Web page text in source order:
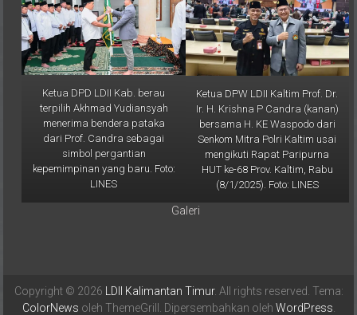
Ketua DPD LDII Kab. berau
terpilih Akhmad Yudiansyah
menerima bendera pataka
dari Prof. Candra sebagai
simbol pergantian
kepemimpinan yang baru. Foto:
LINES
Ketua DPW LDII Kaltim Prof. Dr.
Ir. H. Krishna P Candra (kanan)
bersama H. KE Waspodo dari
Senkom Mitra Polri Kaltim usai
mengikuti Rapat Paripurna
HUT ke-68 Prov. Kaltim, Rabu
(8/1/2025). Foto: LINES
Copyright © 2026 LDII Kalimantan Timur. All rights reserved. Tema: